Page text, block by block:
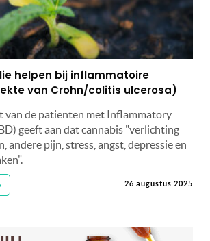
helpen bij inflammatoire
van Crohn/colitis ulcerosa)
van de patiënten met Inflammatory
geeft aan dat cannabis "verlichting
andere pijn, stress, angst, depressie en
26 augustus 2025